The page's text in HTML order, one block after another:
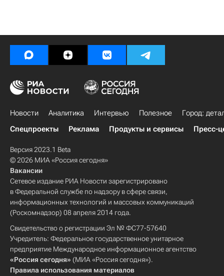
Новости Аналитика Интервью Полезное
Город:
Спецпроекты
Реклама Продукты и сервисы Пресс-
Версия 2023.1 Beta
© 2026 МИА «Россия сегодня»
Вакансии
Сетевое издание РИА Новости зарегистрировано
в Федеральной службе по надзору в сфере связи,
информационных технологий и массовых коммуникаций
(Роскомнадзор) 08 апреля 2014 года.
Свидетельство о регистрации Эл № ФС77-57640
Учредитель: Федеральное государственное унитарное
предприятие Международное информационное агентство
«Россия сегодня» (МИА «Россия сегодня»).
Правила использования материалов